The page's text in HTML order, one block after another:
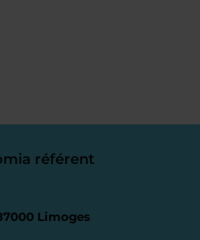
référent
Limoges